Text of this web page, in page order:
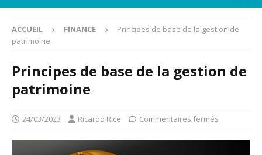
ACCUEIL FINANCE
Principes de base de la gestion de
patrimoine
Principes de base de la gestion de
patrimoine
24/03/2023 Ricardo Rice Commentaires fermés